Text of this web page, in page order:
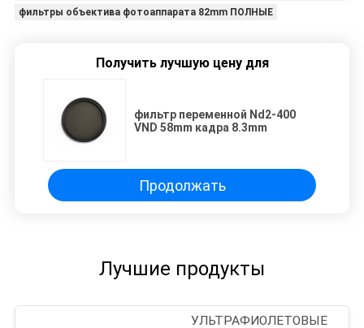
фильтры объектива фотоаппарата 82mm ПОЛНЫЕ
Получить лучшую цену для
фильтр переменной Nd2-400
VND 58mm кадра 8.3mm
Продолжать
Лучшие продукты
УЛЬТРАФИОЛЕТОВЫЕ